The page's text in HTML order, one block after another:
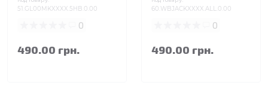
51.GL00MKXXXX.5HB.0.00
0
490.00 грн.
60.WBJACKXXXX.ALL.0.00
0
490.00 грн.